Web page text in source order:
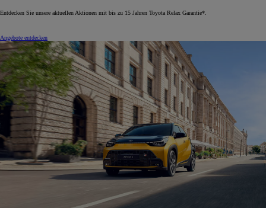
Entdecken Sie unsere aktuellen Aktionen mit bis zu 15 Jahren Toyota Relax Garantie*.
Angebote entdecken